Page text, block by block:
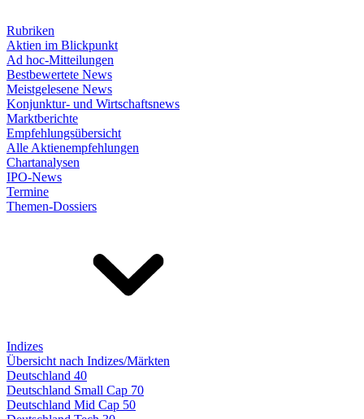
Rubriken
Aktien im Blickpunkt
Ad hoc-Mitteilungen
Bestbewertete News
Meistgelesene News
Konjunktur- und Wirtschaftsnews
Marktberichte
Empfehlungsübersicht
Alle Aktienempfehlungen
Chartanalysen
IPO-News
Termine
Themen-Dossiers
Indizes
Übersicht nach Indizes/Märkten
Deutschland 40
Deutschland Small Cap 70
Deutschland Mid Cap 50